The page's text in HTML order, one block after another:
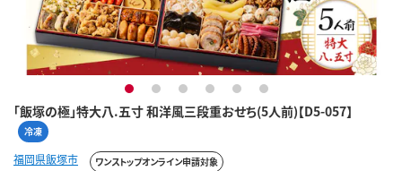
「飯塚の極」特大八.五寸 和洋風三段重おせち(5人前)【D5-057】
冷凍
1 2 3 4 5 6
福岡県飯塚市 ワンストップオンライン申請対象